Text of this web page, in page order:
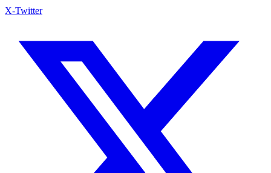
X-Twitter